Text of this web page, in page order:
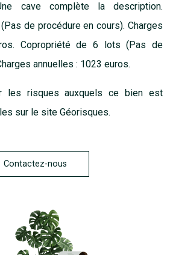
cave complète la description.
de procédure en cours). Charges
Copropriété de 6 lots (Pas de
annuelles : 1023 euros.
les risques auxquels ce bien est
sur le site Géorisques.
Contactez-nous